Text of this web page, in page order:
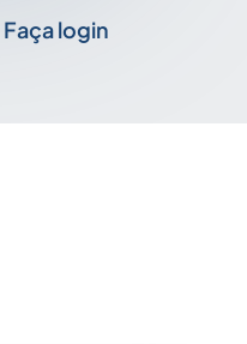
Faça login